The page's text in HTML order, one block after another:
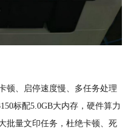
顿、启停速度慢、多任务处理
标配5.0GB大内存，硬件算力
批量文印任务，杜绝卡顿、死